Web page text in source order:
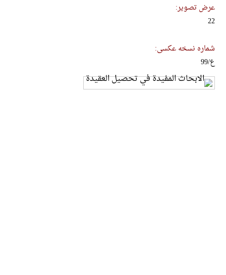
عرض تصویر:
22
شماره نسخه عکسی:
ع/99